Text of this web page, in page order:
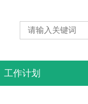
工作计划